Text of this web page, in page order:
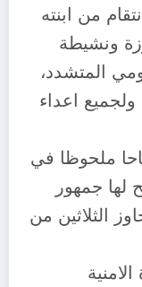
من ابنته
ونشيطة
المتشدد،
ولجميع اعداء
ملحوظا في
لها جمهور
الثلاثين من